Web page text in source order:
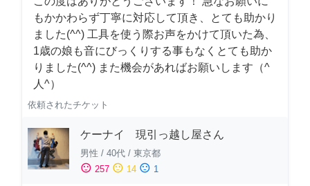
もかかわらず丁寧に対応して頂き、とても助かり
ました(^^) 工具を使う際お声をかけて頂いた為、
1歳の娘も音にびっくりする事もなくとても助か
りました(^^) また機会があればお願いします（^
人^）
依頼されたチケット
ケーナイ 現引っ越し屋さん
男性 / 40代 / 東京都
sentiment_satisfied 257 sentiment_neutral 14 sentiment_dissatisfied 1